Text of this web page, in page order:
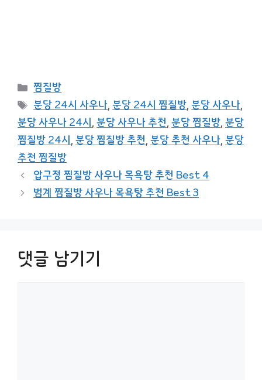
카
테
고
리
찜질방
태
그
분당 24시 사우나,분당 24시 찜질방,분당 사우나,
분당 사우나 24시, 분당 사우나 추천, 분당 찜질방, 분당
찜질방 24시, 분당 찜질방 추천, 분당 추천 사우나, 분당
추천 찜질방
압구정 찜질방 사우나 목욕탕 추천 Best 4
범계 찜질방 사우나 목욕탕 추천 Best 3
댓글 남기기